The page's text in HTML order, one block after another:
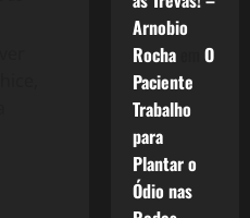
Arnobio
Rochaem O
Paciente
Trabalho
para
Plantar o
Ódio nas